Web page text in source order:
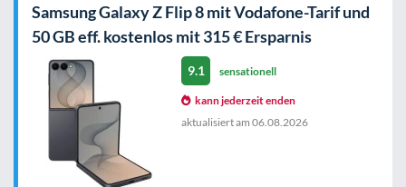
Samsung Galaxy Z Flip 8 mit Vodafone-Tarif und
50 GB eff. kostenlos mit 315 € Ersparnis
9.1 sensationell
kann jederzeit enden
aktualisiert am 06.08.2026